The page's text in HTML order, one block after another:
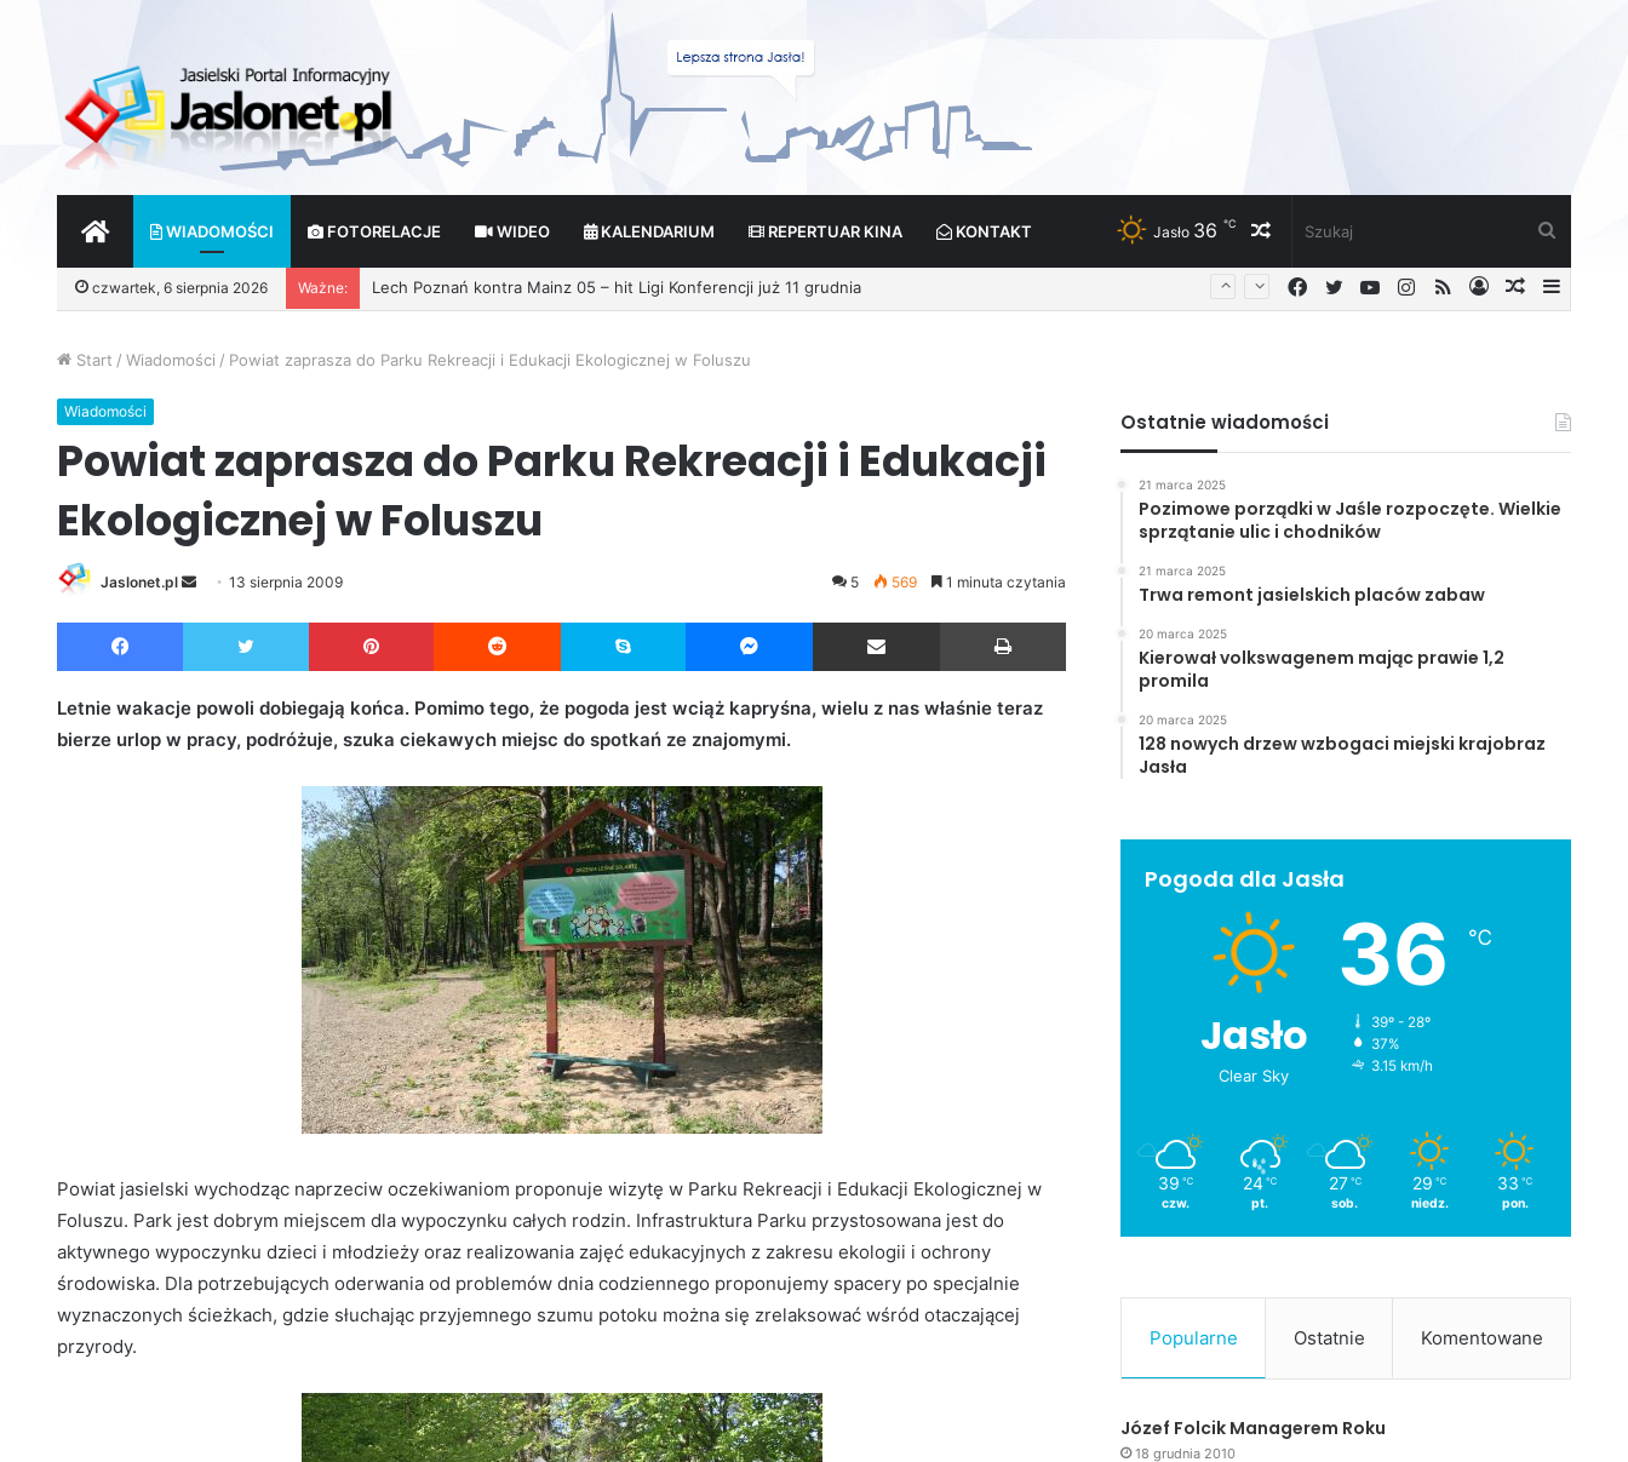
START WIADOMOŚCI FOTORELACJE WIDEO KALENDARIUM REPERTUAR KINA KONTAKT Losowy
artykuł
Jasło 36 ℃
czwartek, 6 sierpnia 2026 Ważne:
Wróżby – Prawda czy Fikcja?
Losowy
Zaloguj
RSS
Instagram
YouTube
Twitter
Facebook
Start / Wiadomości / Powiat zaprasza do Parku Rekreacji i Edukacji Ekologicznej w Foluszu
Wiadomości
Powiat zaprasza do Parku Rekreacji i Edukacji
Ekologicznej w Foluszu
Jaslonet.pl
d
13 sierpnia 2009 5 569 1 minuta czytania
Facebook Twitter Pinterest Reddit Skype Messenger Udostępnij przez Email
Letnie wakacje powoli dobiegają końca. Pomimo tego, że pogoda jest wciąż kapryśna, wielu z nas właśnie teraz
bierze urlop w pracy, podróżuje, szuka ciekawych miejsc do spotkań ze znajomymi.
Powiat jasielski wychodząc naprzeciw oczekiwaniom proponuje wizytę w Parku Rekreacji i Edukacji Ekologicznej w
Foluszu. Park jest dobrym miejscem dla wypoczynku całych rodzin. Infrastruktura Parku przystosowana jest do
aktywnego wypoczynku dzieci i młodzieży oraz realizowania zajęć edukacyjnych z zakresu ekologii i ochrony
środowiska. Dla potrzebujących oderwania od problemów dnia codziennego proponujemy spacery po specjalnie
wyznaczonych ścieżkach, gdzie słuchając przyjemnego szumu potoku można się zrelaksować wśród otaczającej
przyrody.
Ostatnie wiadomości
21 marca 2025
Pozimowe porządki w Jaśle rozpoczęte. Wielkie
sprzątanie ulic i chodników
21 marca 2025
Trwa remont jasielskich placów zabaw
20 marca 2025
Kierował volkswagenem mając prawie 1,2
promila
20 marca 2025
128 nowych drzew wzbogaci miejski krajobraz
Jasła
Pogoda dla Jasła
Jasło
Clear Sky
36 ℃
39º - 28º
37%
3.15 km/h
39 ℃
czw.
24 ℃
pt.
27 ℃
sob.
29 ℃
niedz.
33 ℃
pon.
Popularne Ostatnie Komentowane
Józef Folcik Managerem Roku
18 grudnia 2010